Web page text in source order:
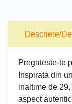
Descriere/
Pregateste-te
Inspirata din
inaltime de
aspect